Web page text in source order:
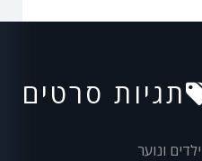
תגיות סרטים
ילדים ונוער